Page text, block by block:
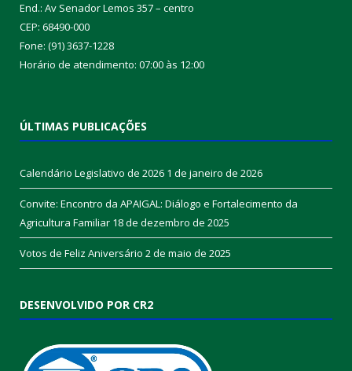
End.: Av Senador Lemos 357 – centro
CEP: 68490-000
Fone: (91) 3637-1228
Horário de atendimento: 07:00 às 12:00
ÚLTIMAS PUBLICAÇÕES
Calendário Legislativo de 2026 1 de janeiro de 2026
Convite: Encontro da APAIGAL: Diálogo e Fortalecimento da
Agricultura Familiar 18 de dezembro de 2025
Votos de Feliz Aniversário 2 de maio de 2025
DESENVOLVIDO POR CR2